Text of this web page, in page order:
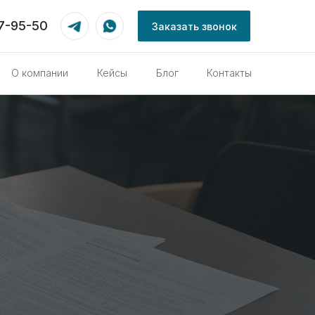
Заказать звонок
95-50
О компании Кейсы Блог Контакты